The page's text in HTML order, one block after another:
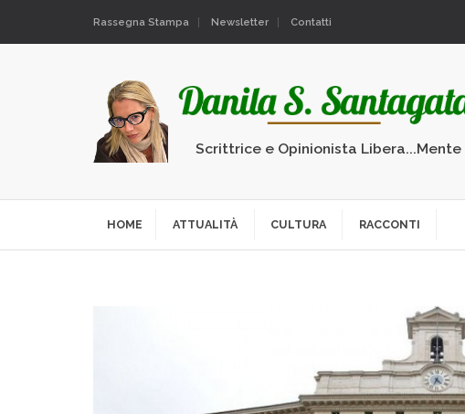
Rassegna Stampa Newsletter Contatti
Scrittrice e Opinionista Libera...Mente
HOME ATTUALITÀ CULTURA RACCONTI